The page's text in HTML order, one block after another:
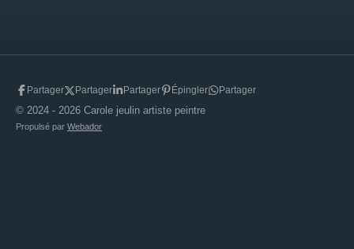
Partager Partager Partager Épingler Partager
© 2024 - 2026 Carole jeulin artiste peintre
Propulsé par Webador